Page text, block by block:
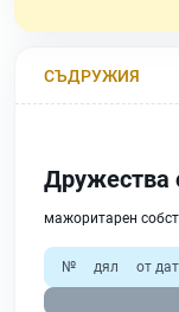
СЪДРУЖИЯ
Дружества
мажоритарен
№ дял от